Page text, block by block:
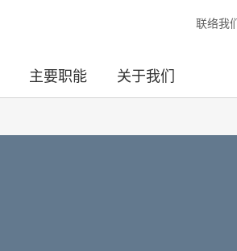
联络我们
主要职能 关于我们